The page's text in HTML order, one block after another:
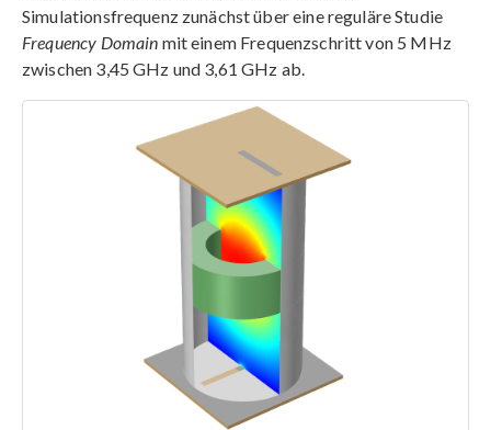
Simulationsfrequenz zunächst über eine reguläre Studie
Frequency Domain mit einem Frequenzschritt von 5 MHz
zwischen 3,45 GHz und 3,61 GHz ab.